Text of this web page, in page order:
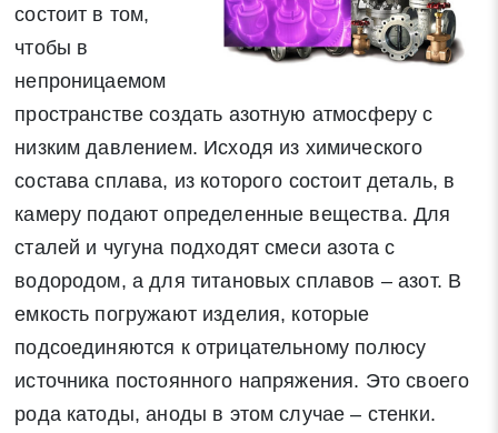
состоит в том,
чтобы в
непроницаемом
пространстве создать азотную атмосферу с
низким давлением. Исходя из химического
состава сплава, из которого состоит деталь, в
камеру подают определенные вещества. Для
сталей и чугуна подходят смеси азота с
водородом, а для титановых сплавов – азот. В
емкость погружают изделия, которые
подсоединяются к отрицательному полюсу
источника постоянного напряжения. Это своего
рода катоды, аноды в этом случае – стенки.